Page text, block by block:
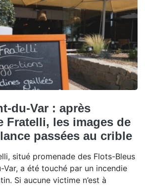
du-Var : après
Fratelli, les images de
passées au crible
situé promenade des Flots-Bleus
a été touché par un incendie
Si aucune victime n’est à